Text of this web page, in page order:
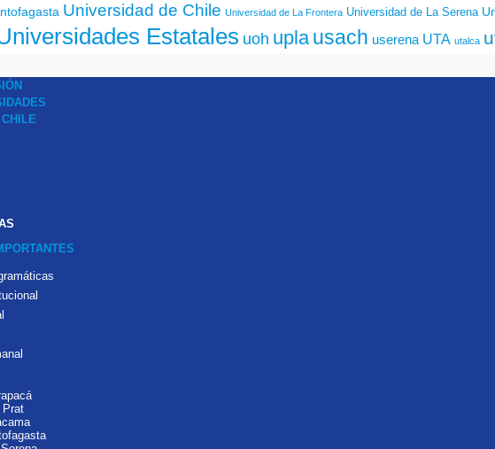
Universidad de Chile Universidad de La Frontera Universidad de La Serena
Estatales uoh uplausach userena UTA utalca
Prat